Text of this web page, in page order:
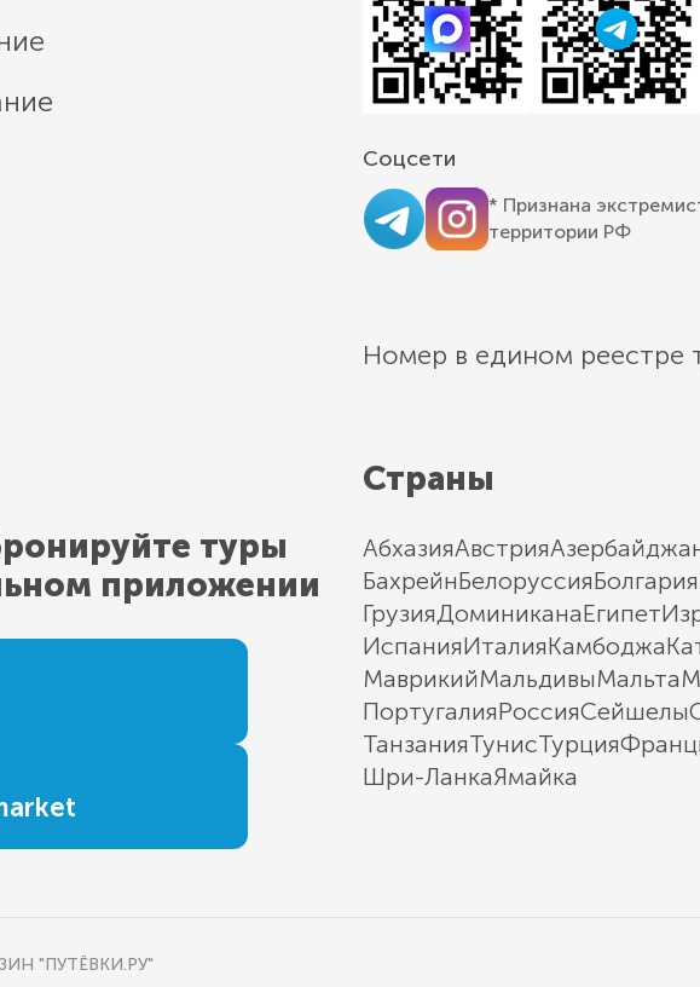
туры
приложении
Соцсети
* Признана
территории РФ
Номер в едином реестре
Страны
АбхазияАвстрия
БахрейнБелоруссияБолгария
ГрузияДоминиканаЕгипет
ИспанияИталияКамбоджа
МаврикийМальдивыМальта
ПортугалияРоссияСейшелы
ТанзанияТунисТурция
Шри-ЛанкаЯмайка
"ПУТЁВКИ.РУ"